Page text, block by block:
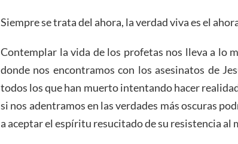
Siempre se trata del ahora, la verdad viva es el
Contemplar la vida de los profetas nos lleva a lo
donde nos encontramos con los asesinatos de
todos los que han muerto intentando hacer
si nos adentramos en las verdades más oscuras
a aceptar el espíritu resucitado de su resistencia al